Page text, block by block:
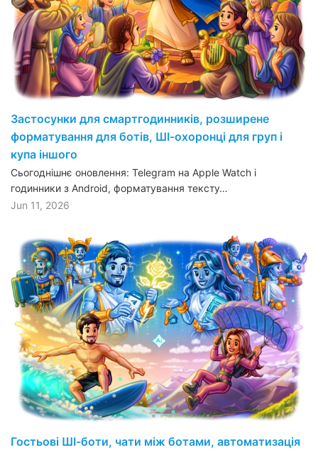
Застосунки для смартгодинників, розширене
форматування для ботів, ШІ-охоронці для груп і
купа іншого
Сьогоднішнє оновлення: Telegram на Apple Watch і
годинники з Android, форматування тексту…
Jun 11, 2026
Гостьові ШІ-боти, чати між ботами, автоматизація